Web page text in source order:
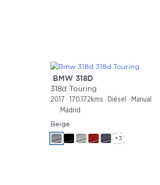
BMW 318D
318d Touring
2017 170.172kms Diésel
Manual
Madrid
Beige
+3